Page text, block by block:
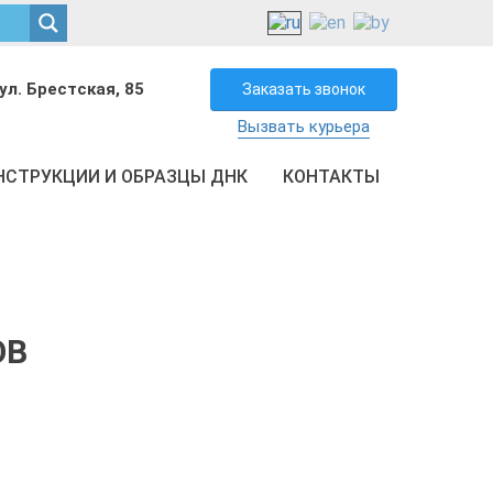
Брестская, 85
Заказать звонок
Вызвать курьера
И ОБРАЗЦЫ ДНК КОНТАКТЫ